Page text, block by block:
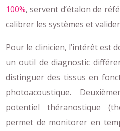
100%, servent d’étalon de
calibrer les systèmes et
Pour le clinicien, l’intérêt est
un outil de diagnostic
distinguer des tissus en
photoacoustique.
potentiel théranostique
permet de monitorer en